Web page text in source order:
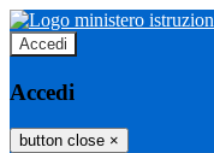
Accedi
Accedi
button close ×